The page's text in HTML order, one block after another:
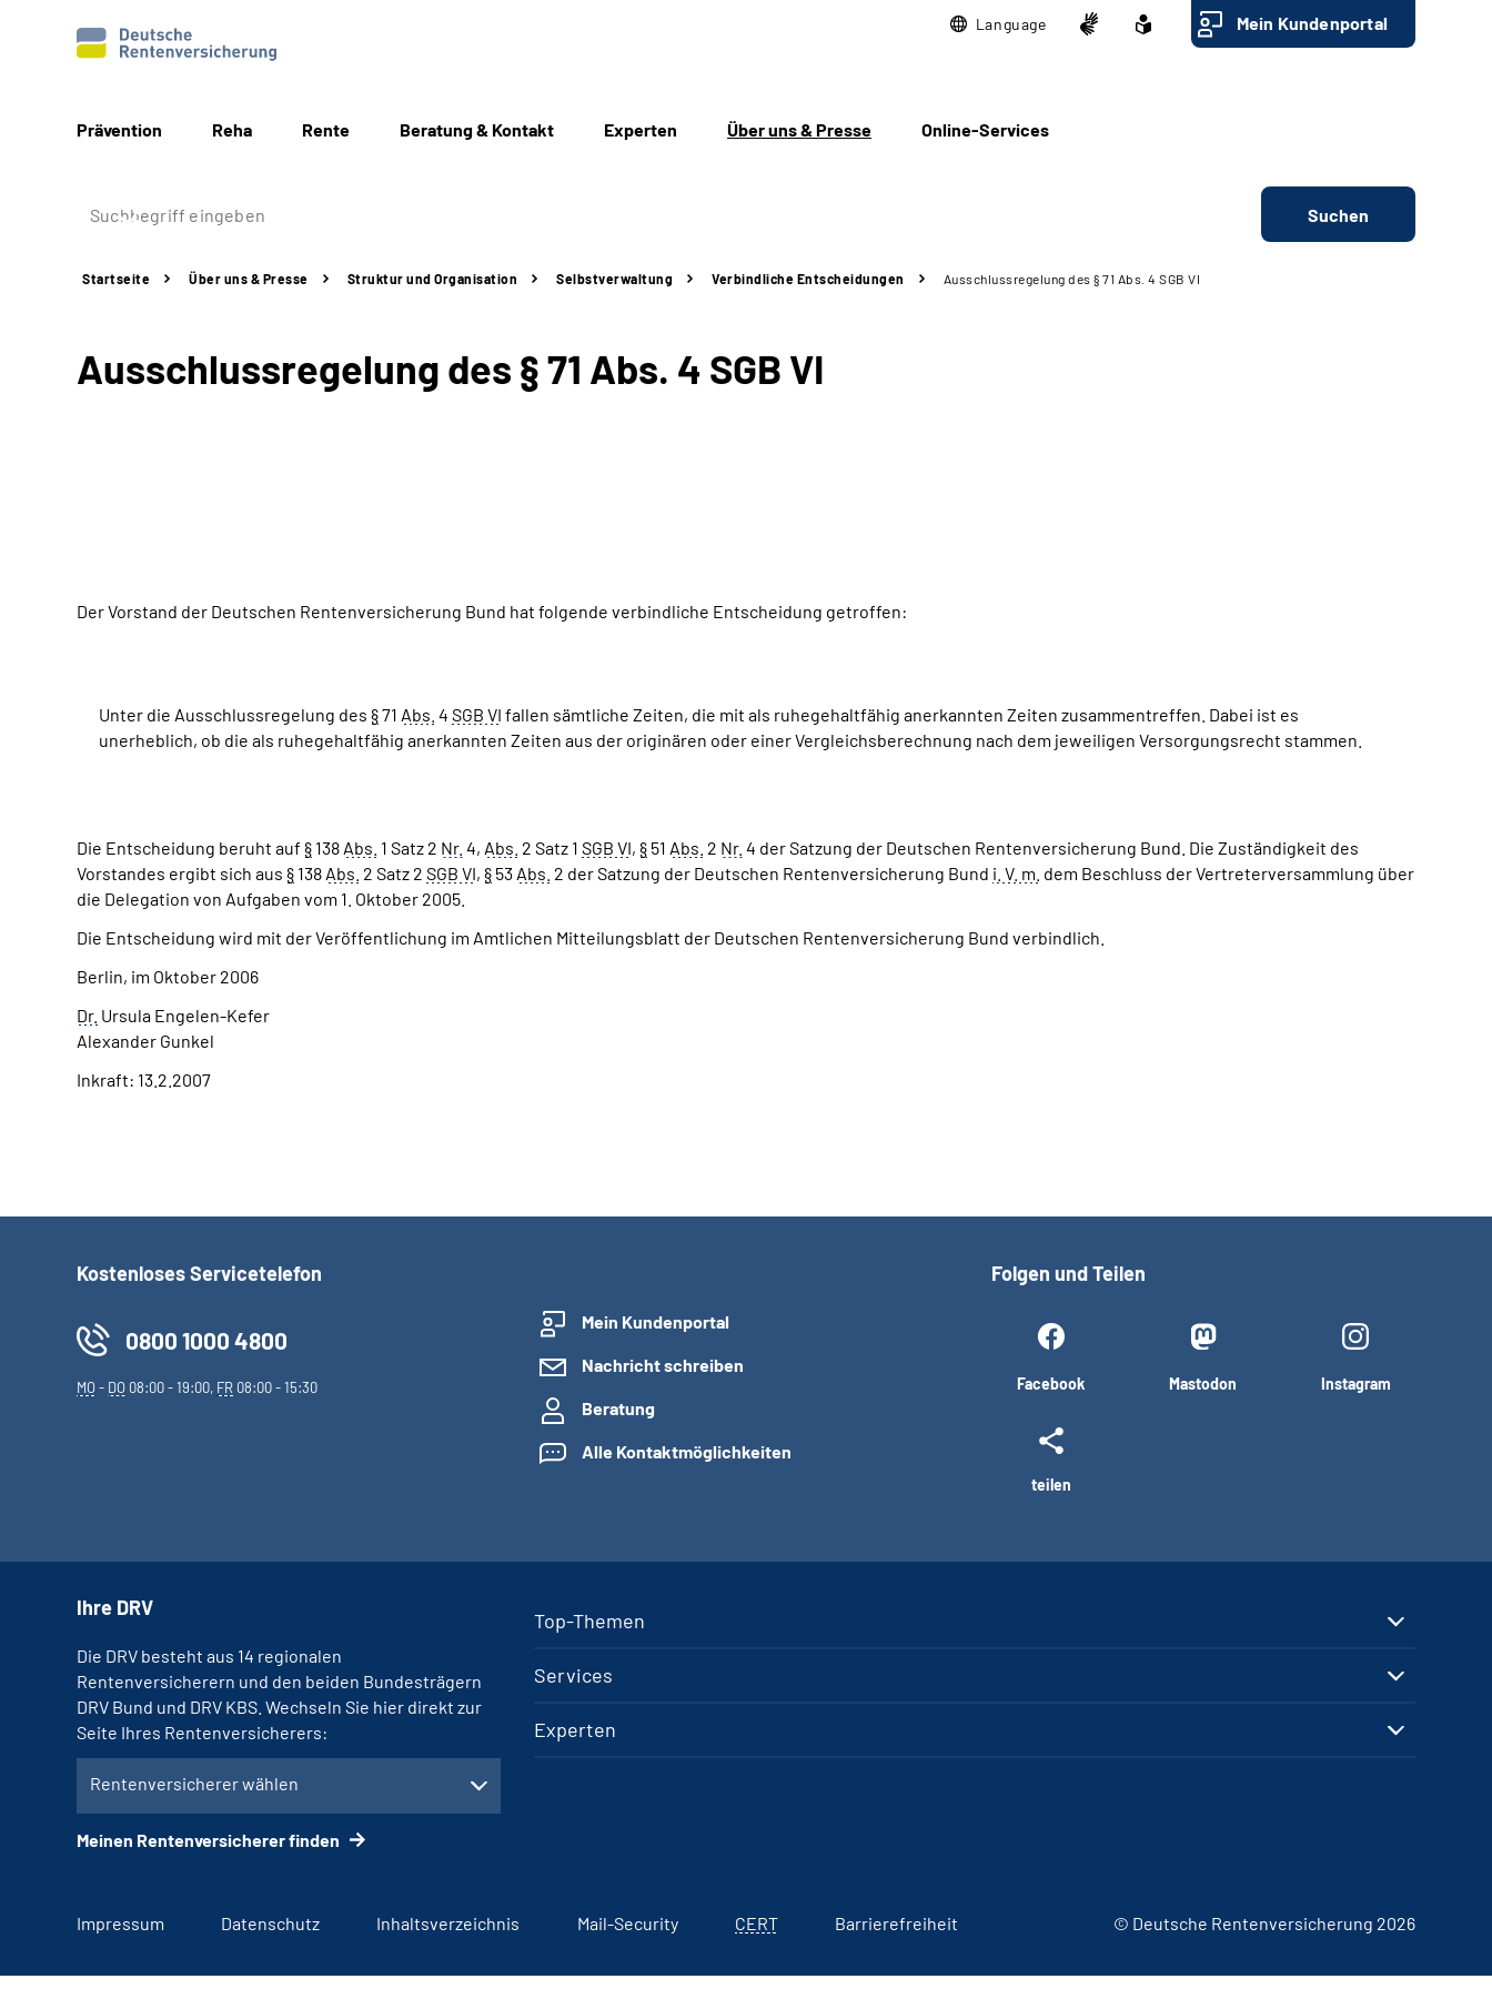
Language Mein Kundenportal
Prävention Reha Rente Beratung & Kontakt Experten Über uns & Presse Online-Services
Suchen
Startseite Über uns & Presse Struktur und Organisation Selbstverwaltung Verbindliche Entscheidungen Ausschlussregelung des § 71 Abs. 4 SGB VI
Ausschlussregelung des § 71 Abs. 4 SGB VI
Der Vorstand der Deutschen Rentenversicherung Bund hat folgende verbindliche Entscheidung getroffen:
Unter die Ausschlussregelung des §71 Abs. 4 SGB VI fallen sämtliche Zeiten, die mit als ruhegehaltfähig anerkannten Zeiten zusammentreffen. Dabei ist es
unerheblich, ob die als ruhegehaltfähig anerkannten Zeiten aus der originären oder einer Vergleichsberechnung nach dem jeweiligen Versorgungsrecht stammen.
Die Entscheidung beruht auf § 138 Abs. 1 Satz 2 Nr. 4, Abs. 2 Satz 1 SGB VI, § 51 Abs. 2 Nr. 4 der Satzung der Deutschen Rentenversicherung Bund. Die Zuständigkeit des
Vorstandes ergibt sich aus § 138 Abs. 2 Satz 2 SGB VI, § 53 Abs. 2 der Satzung der Deutschen Rentenversicherung Bund i. V. m. dem Beschluss der Vertreterversammlung über
die Delegation von Aufgaben vom 1. Oktober 2005.
Die Entscheidung wird mit der Veröffentlichung im Amtlichen Mitteilungsblatt der Deutschen Rentenversicherung Bund verbindlich.
Berlin, im Oktober 2006
Dr. Ursula Engelen-Kefer
Alexander Gunkel
Inkraft: 13.2.2007
Kostenloses Servicetelefon
0800 1000 4800
MO- DO 08:00 - 19:00, FR 08:00 - 15:30
Mein Kundenportal
Nachricht schreiben
Beratung
Alle Kontaktmöglichkeiten
Folgen und Teilen
Facebook Mastodon Instagram
teilen
Top-Themen
Services
Experten
Ihre DRV
Die DRV besteht aus 14 regionalen
Rentenversicherern und den beiden Bundesträgern
DRV Bund und DRV KBS. Wechseln Sie hier direkt zur
Seite Ihres Rentenversicherers:
Rentenversicherer wählen
Meinen Rentenversicherer finden
Impressum Datenschutz Inhaltsverzeichnis Mail-Security CERT Barrierefreiheit © Deutsche Rentenversicherung 2026